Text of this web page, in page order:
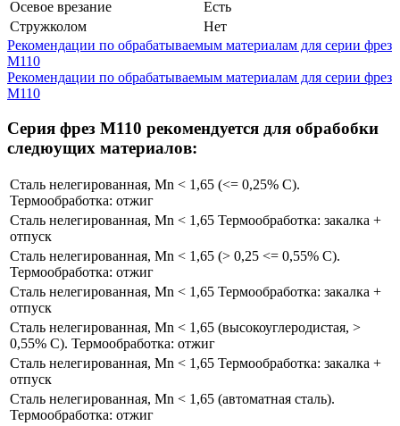
Осевое врезание
Есть
Стружколом
Нет
Рекомендации по обрабатываемым материалам для серии фрез
M110
Рекомендации по обрабатываемым материалам для серии фрез
M110
Cерия фрез M110 рекомендуется для обрабобки
следюущих материалов:
Сталь нелегированная, Mn < 1,65 (​<= 0,25% C​).
Термообработка: отжиг
Сталь нелегированная, Mn < 1,65 Термообработка: закалка +
отпуск
Сталь нелегированная, Mn < 1,65 (​> 0,25 <= 0,55% C).
Термообработка: отжиг
Сталь нелегированная, Mn < 1,65 Термообработка: закалка +
отпуск
Сталь нелегированная, Mn < 1,65 (высокоуглеродистая, >
0,55% C​). Термообработка: отжиг
Сталь нелегированная, Mn < 1,65 Термообработка: закалка +
отпуск
Сталь нелегированная, Mn < 1,65 (автоматная сталь).
Термообработка: отжиг